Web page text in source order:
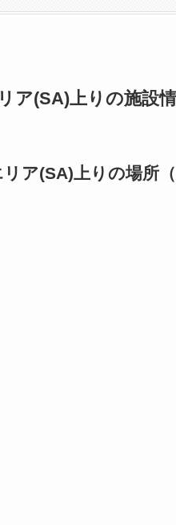
ア(SA)上りの施設
ア(SA)上りの場所（